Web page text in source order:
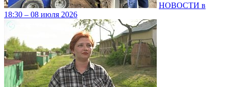
НОВОСТИ в
18:30 – 08 июля 2026